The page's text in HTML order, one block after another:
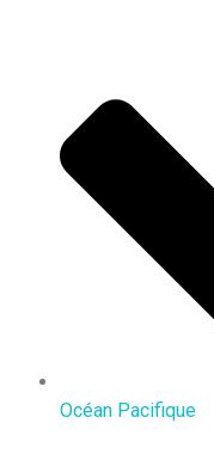
Océan Pacifique